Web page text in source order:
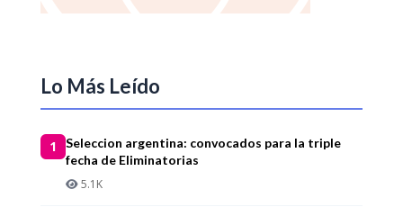
Lo Más Leído
1
Seleccion argentina: convocados para la triple
fecha de Eliminatorias
5.1K